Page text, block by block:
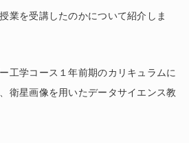
業を受講したのかについて紹介しま
工学コース１年前期のカリキュラムに
衛星画像を用いたデータサイエンス教